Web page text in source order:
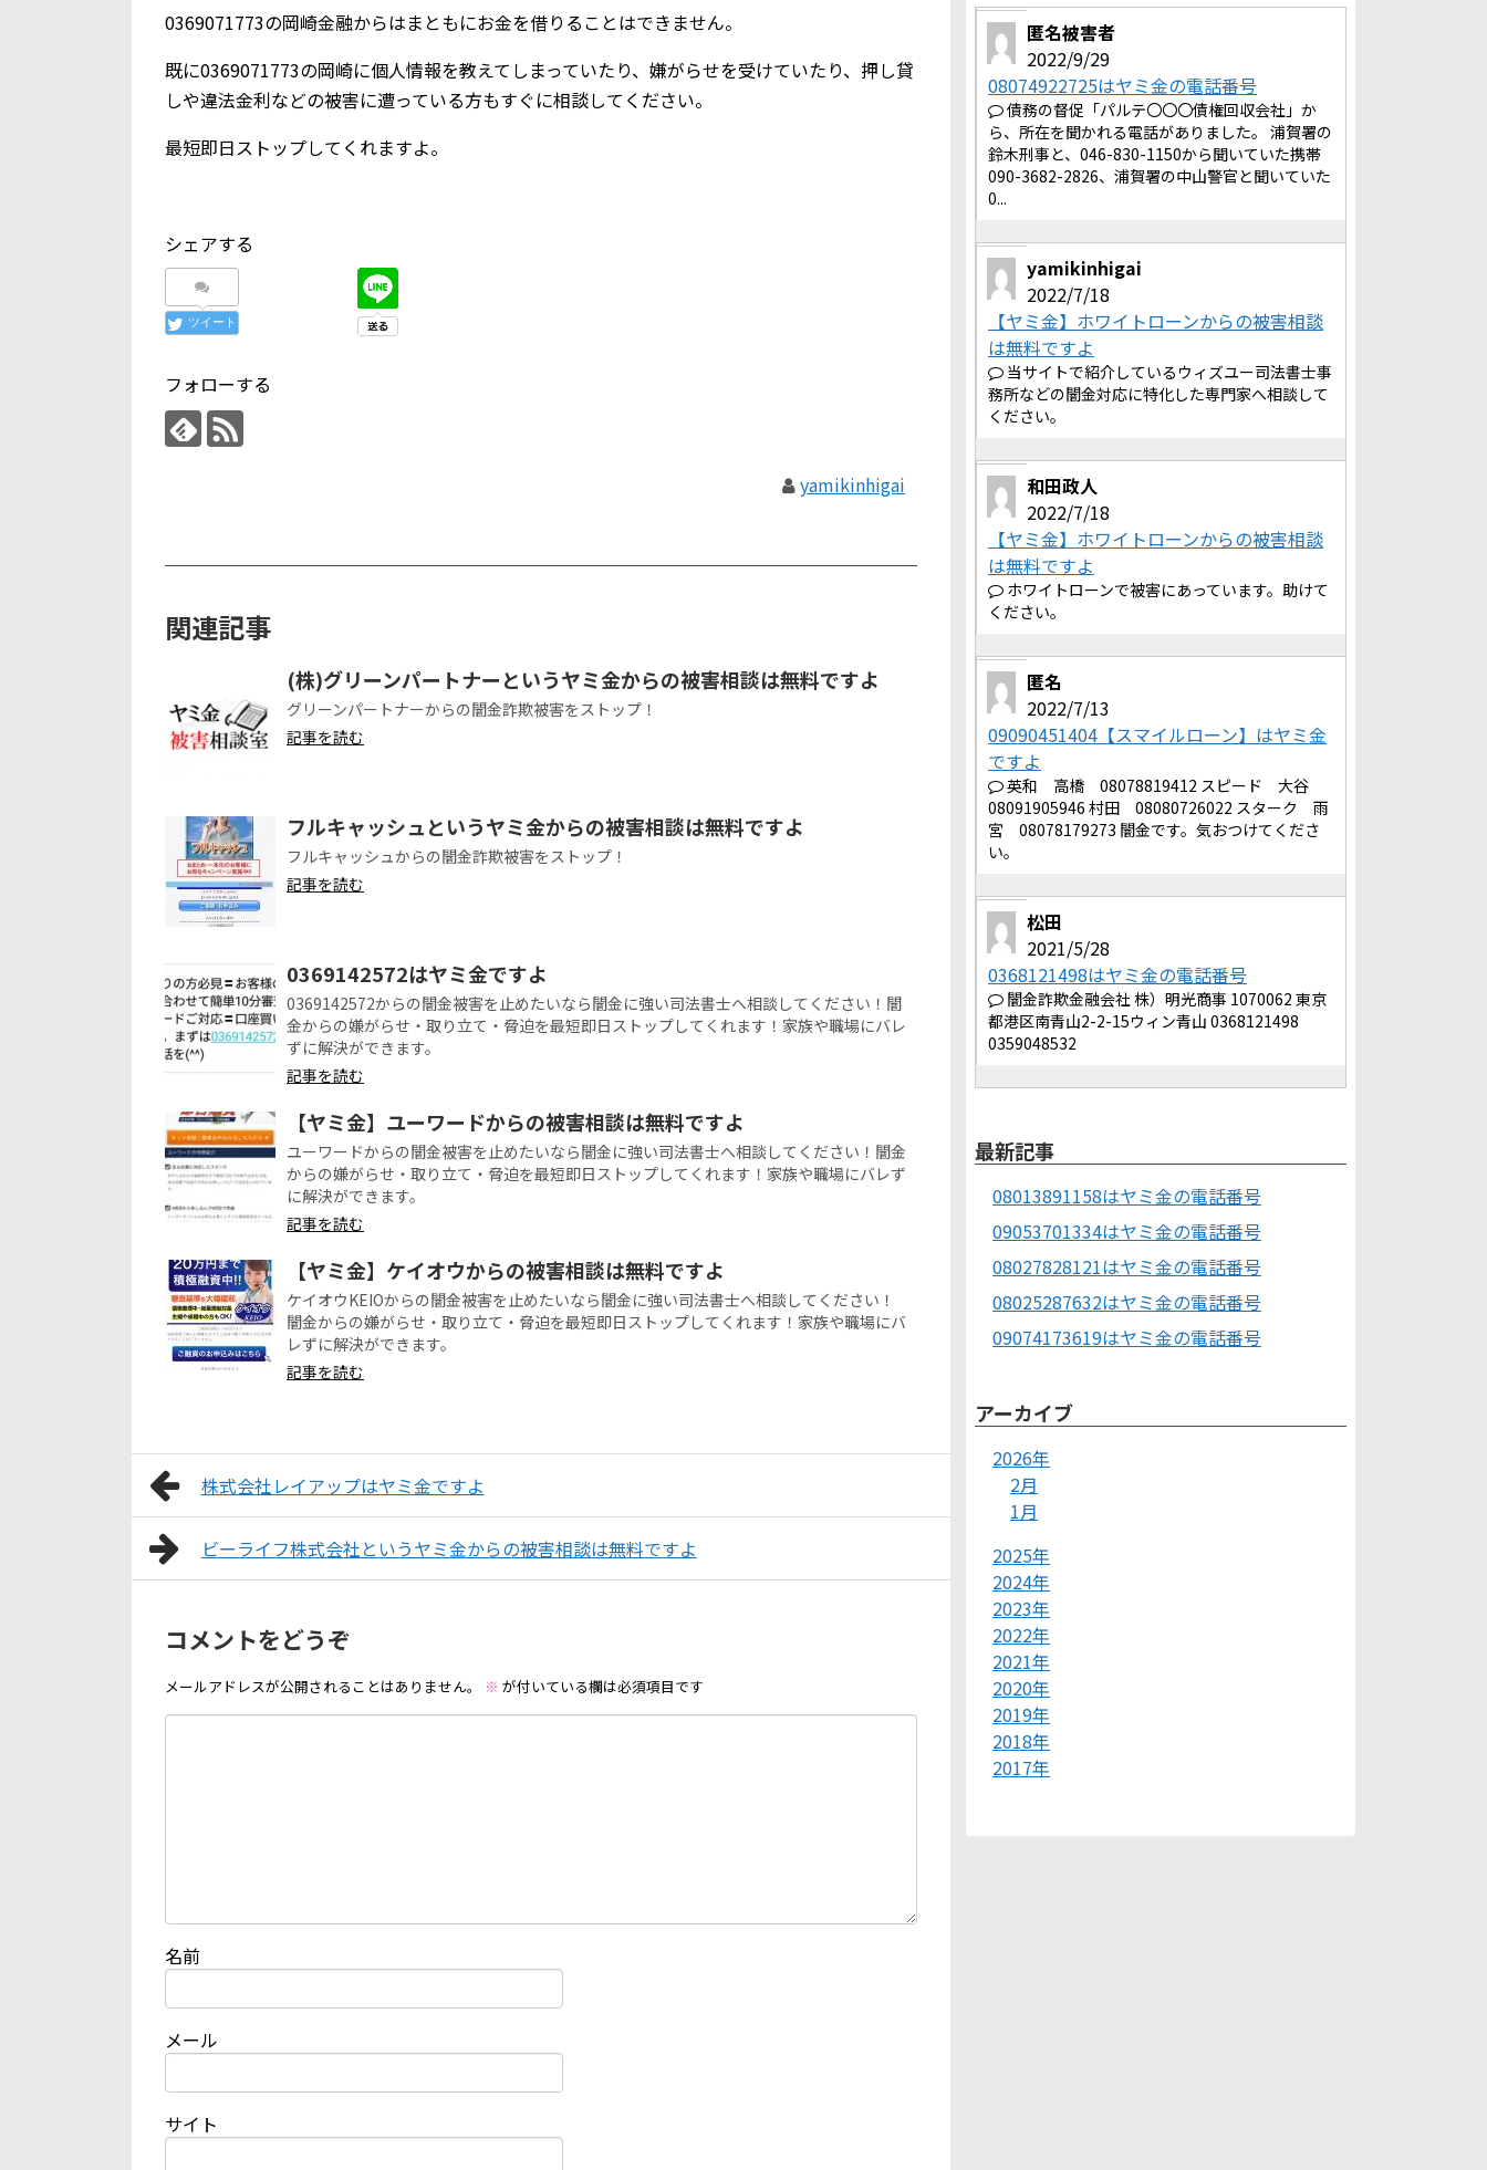
0369071773の岡崎金融からはまともにお金を借りることはできません。
既に0369071773の岡崎に個人情報を教えてしまっていたり、嫌がらせを受けていたり、押し貸
しや違法金利などの被害に遭っている方もすぐに相談してください。
最短即日ストップしてくれますよ。
シェアする
ツイート
フォローする
yamikinhigai
関連記事
(株)グリーンパートナーというヤミ金からの被害相談は無料ですよ
グリーンパートナーからの闇金詐欺被害をストップ！
記事を読む
フルキャッシュというヤミ金からの被害相談は無料ですよ
フルキャッシュからの闇金詐欺被害をストップ！
記事を読む
0369142572はヤミ金ですよ
0369142572からの闇金被害を止めたいなら闇金に強い司法書士へ相談してください！闇
金からの嫌がらせ・取り立て・脅迫を最短即日ストップしてくれます！家族や職場にバレ
ずに解決ができます。
記事を読む
【ヤミ金】ユーワードからの被害相談は無料ですよ
ユーワードからの闇金被害を止めたいなら闇金に強い司法書士へ相談してください！闇金
からの嫌がらせ・取り立て・脅迫を最短即日ストップしてくれます！家族や職場にバレず
に解決ができます。
記事を読む
【ヤミ金】ケイオウからの被害相談は無料ですよ
ケイオウKEIOからの闇金被害を止めたいなら闇金に強い司法書士へ相談してください！
闇金からの嫌がらせ・取り立て・脅迫を最短即日ストップしてくれます！家族や職場にバ
レずに解決ができます。
記事を読む
株式会社レイアップはヤミ金ですよ
ビーライフ株式会社というヤミ金からの被害相談は無料ですよ
コメントをどうぞ
メールアドレスが公開されることはありません。 ※ が付いている欄は必須項目です
名前
メール
サイト
匿名被害者
2022/9/29
08074922725はヤミ金の電話番号
債務の督促「パルテ〇〇〇債権回収会社」か
ら、所在を聞かれる電話がありました。 浦賀署の
鈴木刑事と、046-830-1150から聞いていた携帯
090-3682-2826、浦賀署の中山警官と聞いていた
0...
yamikinhigai
2022/7/18
【ヤミ金】ホワイトローンからの被害相談
は無料ですよ
当サイトで紹介しているウィズユー司法書士事
務所などの闇金対応に特化した専門家へ相談して
ください。
和田政人
2022/7/18
【ヤミ金】ホワイトローンからの被害相談
は無料ですよ
ホワイトローンで被害にあっています。助けて
ください。
匿名
2022/7/13
09090451404【スマイルローン】はヤミ金
ですよ
英和 高橋 08078819412 スピード 大谷
08091905946 村田 08080726022 スターク 雨
宮 08078179273 闇金です。気おつけてくださ
い。
松田
2021/5/28
0368121498はヤミ金の電話番号
闇金詐欺金融会社 株）明光商事 1070062 東京
都港区南青山2-2-15ウィン青山 0368121498
0359048532
最新記事
08013891158はヤミ金の電話番号
09053701334はヤミ金の電話番号
08027828121はヤミ金の電話番号
08025287632はヤミ金の電話番号
09074173619はヤミ金の電話番号
アーカイブ
2026年
2月
1月
2025年
2024年
2023年
2022年
2021年
2020年
2019年
2018年
2017年